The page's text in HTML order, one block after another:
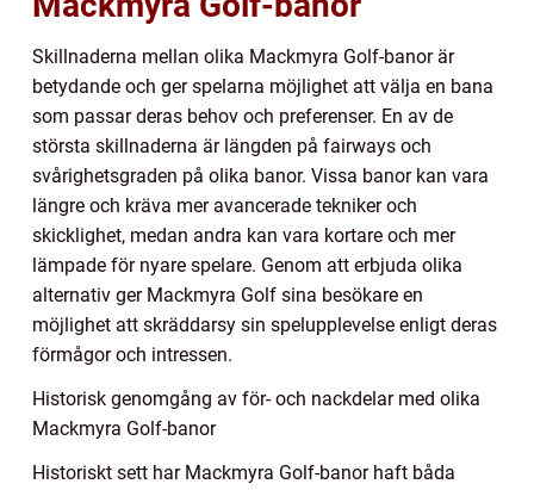
Skillnaderna mellan olika Mackmyra Golf-banor är
betydande och ger spelarna möjlighet att välja en bana
som passar deras behov och preferenser. En av de
största skillnaderna är längden på fairways och
svårighetsgraden på olika banor. Vissa banor kan vara
längre och kräva mer avancerade tekniker och
skicklighet, medan andra kan vara kortare och mer
lämpade för nyare spelare. Genom att erbjuda olika
alternativ ger Mackmyra Golf sina besökare en
möjlighet att skräddarsy sin spelupplevelse enligt deras
förmågor och intressen.
Historisk genomgång av för- och nackdelar med olika
Mackmyra Golf-banor
Historiskt sett har Mackmyra Golf-banor haft båda